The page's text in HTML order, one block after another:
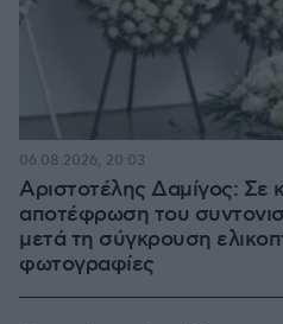
Αριστοτέλης Δαμίγος: Σε
αποτέφρωση του
μετά τη σύγκρουση
φωτογραφίες
06.08.2026, 20:03